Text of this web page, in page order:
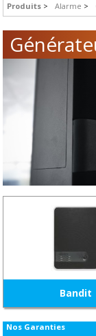
Produits Alarme
Bandit
Nos Garanties